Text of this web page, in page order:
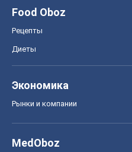
Food Oboz
Рецепты
Диеты
Экономика
Рынки и компании
MedOboz